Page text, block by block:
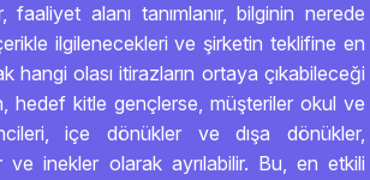
faaliyet alanı tanımlanır, bilginin nerede
ilgilenecekleri ve şirketin teklifine en
hangi olası itirazların ortaya çıkabileceği
hedef kitle gençlerse, müşteriler okul ve
içe dönükler ve dışa dönükler,
ve inekler olarak ayrılabilir. Bu, en etkili